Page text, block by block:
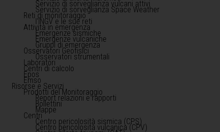
Servizio di sorveglianza vulcani attivi
Servizio di sorveglianza Space Weather
Reti di monitoraggio
l'INGV e le sue reti
Attività in emergenza
Emergenze sismiche
Emergenze vulcaniche
Gruppi di emergenza
Osservatori Geofisici
Osservatori strumentali
Laboratori
Centri di calcolo
Epos
Emso
Risorse e Servizi
Prodotti del Monitoraggio
Report relazioni e rapporti
Bollettini
Mappe
Centri
Centro pericolosità sismica (CPS)
Centro pericolosità vulcanica (CPV)